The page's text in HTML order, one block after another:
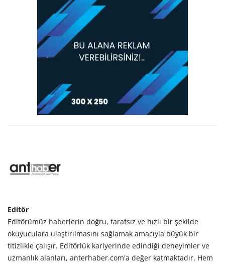
Editör
Editörümüz haberlerin doğru, tarafsız ve hızlı bir şekilde
okuyuculara ulaştırılmasını sağlamak amacıyla büyük bir
titizlikle çalışır. Editörlük kariyerinde edindiği deneyimler ve
uzmanlık alanları, anterhaber.com'a değer katmaktadır. Hem